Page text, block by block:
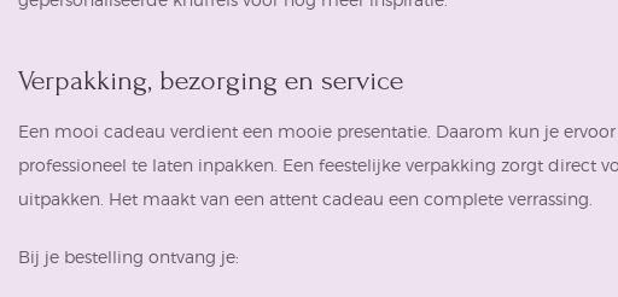
Verpakking, bezorging en service
Een mooi cadeau verdient een mooie presentatie. Daarom kun je
professioneel te laten inpakken. Een feestelijke verpakking zorgt direct
uitpakken. Het maakt van een attent cadeau een complete verrassing.
Bij je bestelling ontvang je: